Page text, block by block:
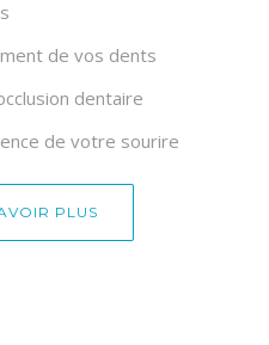
de vos dents
dentaire
de votre sourire
PLUS